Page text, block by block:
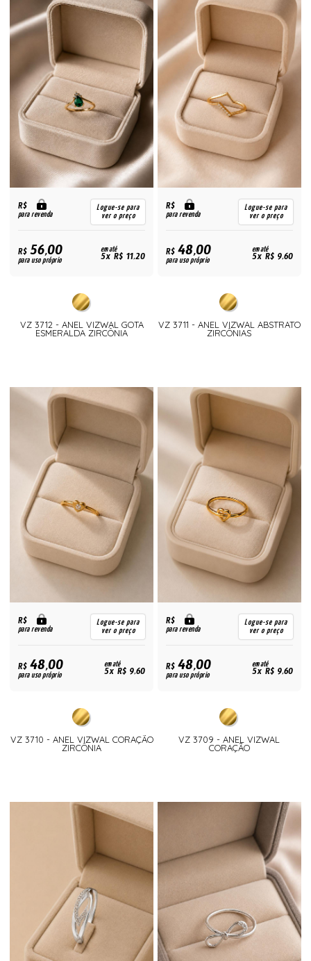
R$
para revenda
Logue-se para
ver o preço
R$56,00
para uso próprio
em até
5x R$ 11,20
VZ 3712 - ANEL VIZWAL GOTA
ESMERALDA ZIRCÔNIA
R$
para revenda
Logue-se para
ver o preço
R$48,00
para uso próprio
em até
5x R$ 9,60
VZ 3711 - ANEL VIZWAL ABSTRATO
ZIRCÔNIAS
R$
para revenda
Logue-se para
ver o preço
R$48,00
para uso próprio
em até
5x R$ 9,60
VZ 3710 - ANEL VIZWAL CORAÇÃO
ZIRCÔNIA
R$
para revenda
Logue-se para
ver o preço
R$48,00
para uso próprio
em até
5x R$ 9,60
VZ 3709 - ANEL VIZWAL
CORAÇÃO